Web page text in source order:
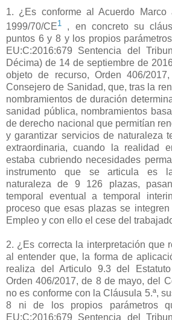
1. ¿Es conforme al Acuerdo
1999/70/CE1
, en concreto su
puntos 6 y 8 y los propios
EU:C:2016:679 Sentencia del
Décima) de 14 de septiembre de
objeto de recurso, Orden 406/
Consejero de Sanidad, que, tras la
nombramientos de duración
sanidad pública, nombramientos
de derecho nacional que permitían
y garantizar servicios de naturaleza
extraordinaria, cuando la realidad
estaba cubriendo necesidades
instrumento que se articula es
naturaleza de 9 126 plazas,
temporal eventual a temporal
proceso que esas plazas se
Empleo y con ello el cese del
2. ¿Es correcta la interpretación que
al entender que, la forma de
realiza del Articulo 9.3 del
Orden 406/2017, de 8 de mayo, del
no es conforme con la Cláusula 5.ª,
8 ni de los propios parámetros
EU:C:2016:679 Sentencia del